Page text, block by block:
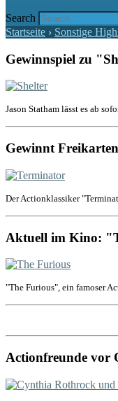
Search
Startseite › Sonstige
Gewinnspiel zu
Jason Statham lässt es ab
Gewinnt
Der Actionklassiker
Aktuell im Kino:
"The Furious", ein famoser
Actionfreunde vor